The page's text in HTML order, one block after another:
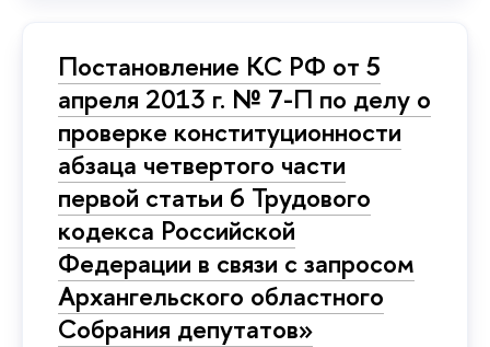
Постановление КС РФ от 5
апреля 2013 г. № 7-П по делу о
проверке конституционности
абзаца четвертого части
первой статьи 6 Трудового
кодекса Российской
Федерации в связи с запросом
Архангельского областного
Собрания депутатов»